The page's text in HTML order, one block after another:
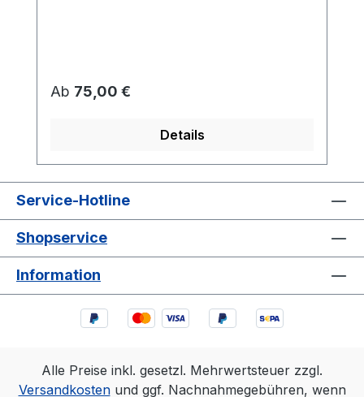
Regulärer Preis:
Ab 75,00 €
Details
Service-Hotline
Shopservice
Information
Alle Preise inkl. gesetzl. Mehrwertsteuer zzgl.
Versandkostenund ggf. Nachnahmegebühren, wenn